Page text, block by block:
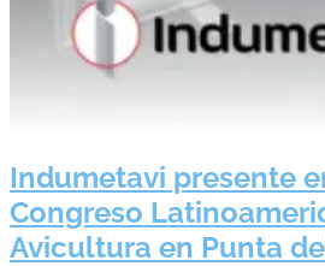
Indumetavi presente
Congreso
Avicultura en Punta